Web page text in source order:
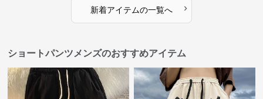
新着アイテムの一覧へ ›
ショートパンツメンズのおすすめアイテム